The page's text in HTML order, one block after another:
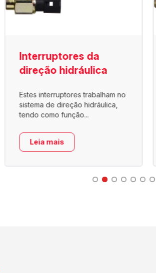
Interruptores da
direção hidráulica
Estes interruptores trabalham no
sistema de direção hidráulica,
tendo como função...
Leia mais